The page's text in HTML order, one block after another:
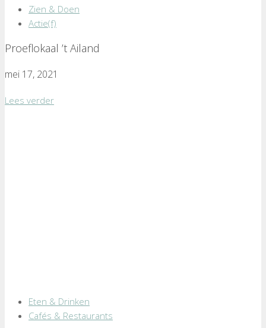
Zien & Doen
Actie(f)
Proeflokaal ’t Ailand
mei 17, 2021
Lees verder
Eten & Drinken
Cafés & Restaurants